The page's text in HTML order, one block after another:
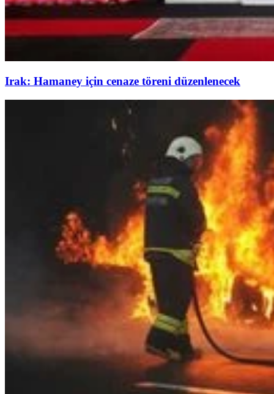
Irak: Hamaney için cenaze töreni düzenlenecek